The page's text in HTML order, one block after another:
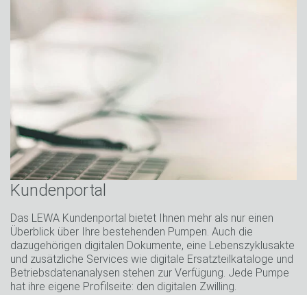
Kundenportal
Das LEWA Kundenportal bietet Ihnen mehr als nur einen
Überblick über Ihre bestehenden Pumpen. Auch die
dazugehörigen digitalen Dokumente, eine Lebenszyklusakte
und zusätzliche Services wie digitale Ersatzteilkataloge und
Betriebsdatenanalysen stehen zur Verfügung. Jede Pumpe
hat ihre eigene Profilseite: den digitalen Zwilling.